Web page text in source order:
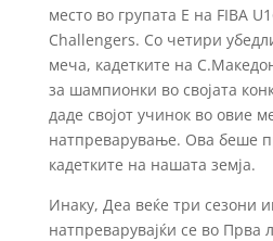
место во групата E на FIBA
Challengers. Со четири
меча, кадетките на
за шампионки во својата
даде својот учинок во овие
натпреварување. Ова беше
кадетките на нашата земја.
Инаку, Деа веќе три сезони
натпреварувајќи се во Прва